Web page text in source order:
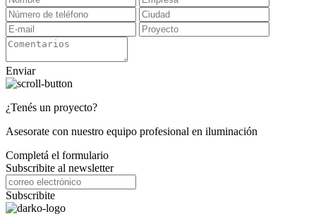
Enviar
¿Tenés un proyecto?
Asesorate con nuestro equipo profesional en iluminación
Completá el formulario
Subscribite al newsletter
Subscribite